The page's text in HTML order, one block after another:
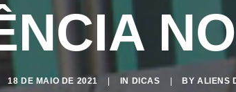
18 DE MAIO DE 2021 IN DICAS BY ALIENS